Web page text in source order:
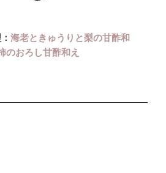
海老ときゅうりと梨の甘酢和
のおろし甘酢和え